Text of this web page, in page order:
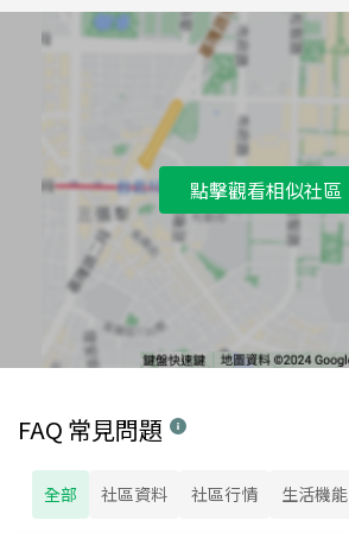
點擊觀看相似社區
FAQ 常見問題
全部 社區資料 社區行情 生活機能